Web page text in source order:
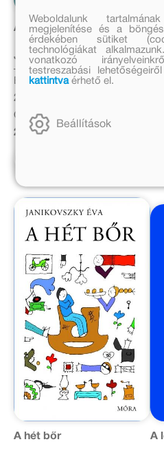
A tükör előtt
Janikovszky Éva
Eredeti ár:
2 999 Ft
Online ár:
2 459 Ft
A
A hét bőr A
Weboldalunk
megjelenítése és a
érdekében sütiket
technológiákat
vonatkozó
testreszabási
kattintvaérhető el.
Beállítások